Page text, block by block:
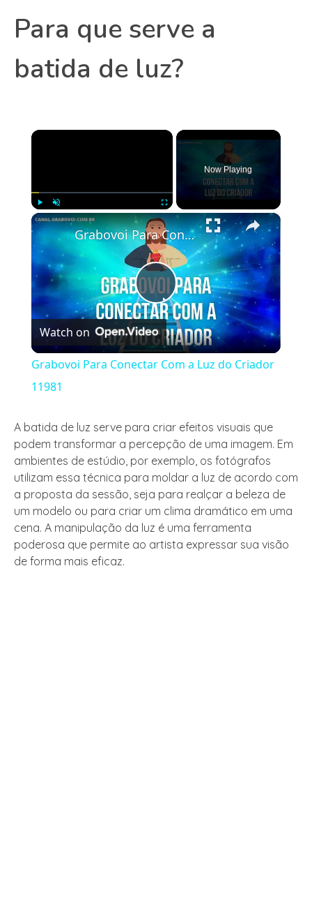
Para que serve a
batida de luz?
×
Fullscreen
Now Playing
×
Play
Video
Grabovoi Para Conectar Com a Luz do Criador 11981
Watch on
Grabovoi Para Conectar Com a Luz do Criador
11981
A batida de luz serve para criar efeitos visuais que
podem transformar a percepção de uma imagem. Em
ambientes de estúdio, por exemplo, os fotógrafos
utilizam essa técnica para moldar a luz de acordo com
a proposta da sessão, seja para realçar a beleza de
um modelo ou para criar um clima dramático em uma
cena. A manipulação da luz é uma ferramenta
poderosa que permite ao artista expressar sua visão
de forma mais eficaz.